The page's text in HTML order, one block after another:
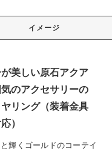
イメージ
美しい原石アクア
のアクセサリーの
リング（装着金具
）
輝くゴールドのコーテイ